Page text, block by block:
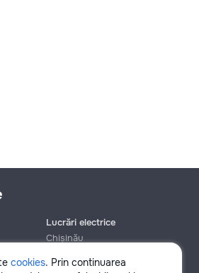
cookies. Prin continuarea
Lucrări electrice
Chișinău
Botanica